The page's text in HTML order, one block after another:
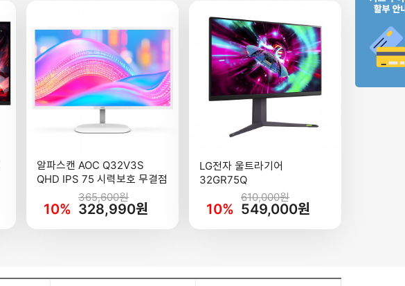
알파스캔 AOC Q32V3S
QHD IPS 75 시력보호 무결점
10%
365,600원
328,990원
LG전자 울트라기어
32GR75Q
10%
610,000원
549,000원